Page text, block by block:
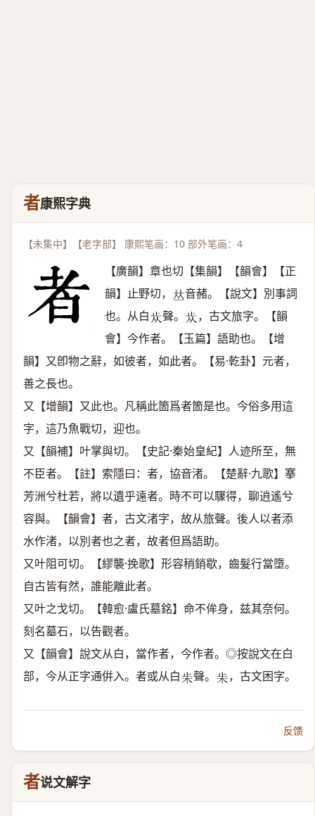
者康熙字典
【未集中】【老字部】 康熙笔画：10 部外笔画：4
【廣韻】章也切【集韻】【韻會】【正
韻】止野切， 𠀤音赭。【說文】別事詞
也。从白𣥐 聲。 𣥐 ，古文旅字。【韻
會】今作者。【玉篇】語助也。【增
韻】又卽物之辭，如彼者，如此者。【易·乾卦】元者，
善之長也。
又【增韻】又此也。凡稱此箇爲者箇是也。今俗多用這
字，這乃魚戰切，迎也。
又【韻補】叶掌與切。【史記·秦始皇紀】人迹所至，無
不臣者。【註】索隱曰：者，協音渚。【楚辭·九歌】搴
芳洲兮杜若，將以遺乎遠者。時不可以驟得，聊逍遙兮
容與。【韻會】者，古文渚字，故从旅聲。後人以者添
水作渚，以別者也之者，故者但爲語助。
又叶阻可切。【繆襲·挽歌】形容稍銷歇，齒髮行當墮。
自古皆有然，誰能離此者。
又叶之戈切。【韓愈·盧氏墓銘】命不侔身，兹其奈何。
刻名墓石，以告觀者。
又【韻會】說文从白，當作者，今作者。◎按說文在白
部，今从正字通倂入。者或从白𣏔 聲。 𣏔 ，古文困字。
反馈
者说文解字